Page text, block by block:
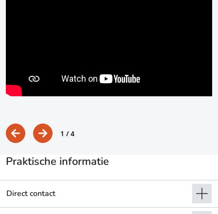
1 / 4
Praktische informatie
Direct contact